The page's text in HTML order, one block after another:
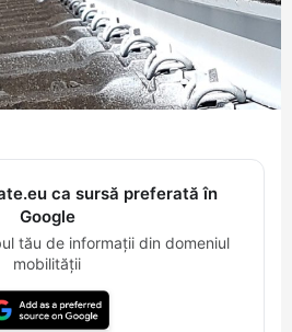
ca sursă preferată în
Google
tău de informații din domeniul
mobilității